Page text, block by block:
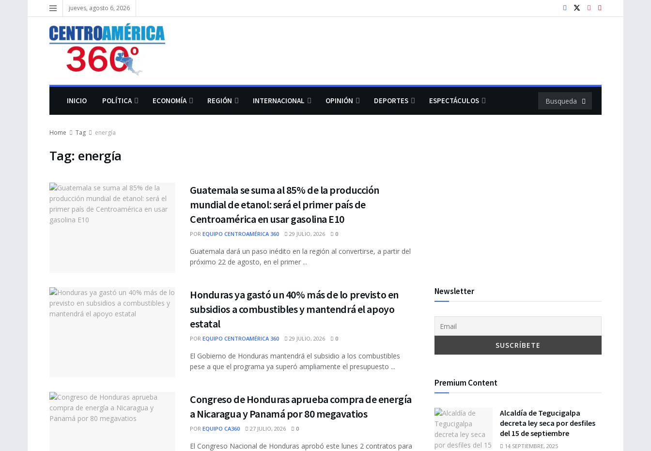
jueves, agosto 6, 2026
INICIO POLÍTICA ECONOMÍA REGIÓN INTERNACIONAL OPINIÓN DEPORTES ESPECTÁCULOS
Home Tag energía
Tag: energía
Guatemala se suma al 85% de la producción
mundial de etanol: será el primer país de
Centroamérica en usar gasolina E10
POR EQUIPO CENTROAMÉRICA 360 29 JULIO, 2026 0
Guatemala dará un paso inédito en la región al convertirse, a partir del
próximo 22 de agosto, en el primer ...
Honduras ya gastó un 40% más de lo previsto en
subsidios a combustibles y mantendrá el apoyo
estatal
POR EQUIPO CENTROAMÉRICA 360 29 JULIO, 2026 0
El Gobierno de Honduras mantendrá el subsidio a los combustibles
pese a que el programa ya superó ampliamente el presupuesto ...
Congreso de Honduras aprueba compra de energía
a Nicaragua y Panamá por 80 megavatios
POR EQUIPO CA360 27 JULIO, 2026 0
El Congreso Nacional de Honduras aprobó este lunes 2 contratos para
Newsletter
Premium Content
Alcaldía de Tegucigalpa
decreta ley seca por desfiles
del 15 de septiembre
14 SEPTIEMBRE, 2025